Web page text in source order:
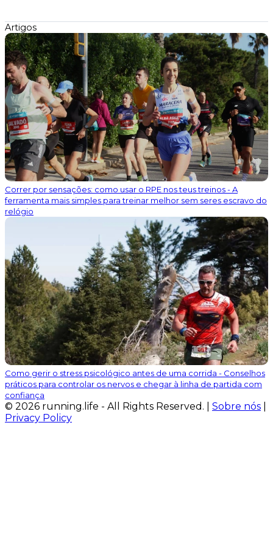
Artigos
Correr por sensações: como usar o RPE nos teus treinos - A
ferramenta mais simples para treinar melhor sem seres escravo do
relógio
Como gerir o stress psicológico antes de uma corrida - Conselhos
práticos para controlar os nervos e chegar à linha de partida com
confiança
© 2026 running.life - All Rights Reserved. | Sobre nós
Privacy Policy